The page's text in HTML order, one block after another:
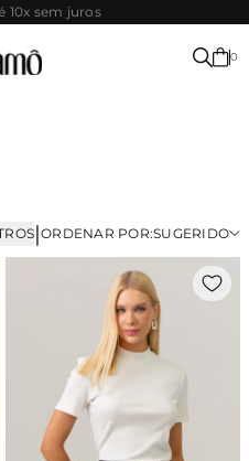
10x sem juros
0
|ORDENAR POR:SUGERIDO